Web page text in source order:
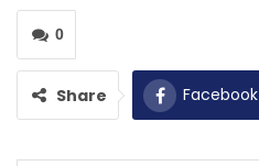
0
Share Facebook